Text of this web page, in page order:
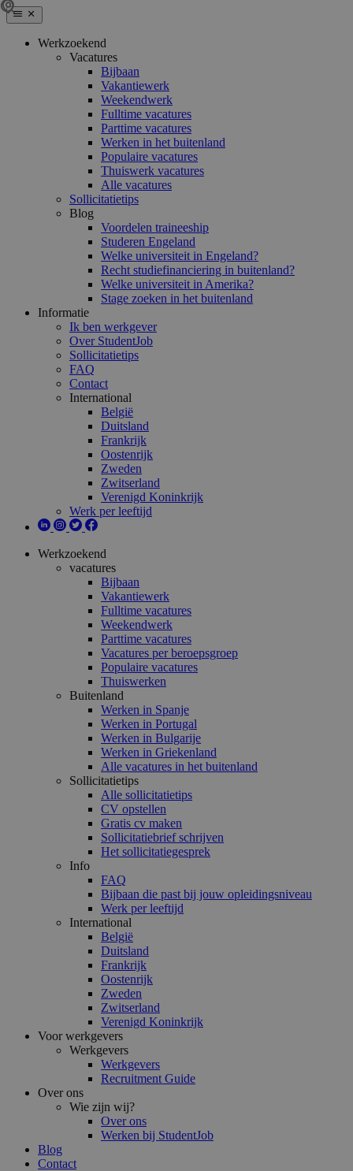
Werkzoekend
Vacatures
Bijbaan
Vakantiewerk
Weekendwerk
Fulltime vacatures
Parttime vacatures
Werken in het buitenland
Populaire vacatures
Thuiswerk vacatures
Alle vacatures
Sollicitatietips
Blog
Voordelen traineeship
Studeren Engeland
Welke universiteit in Engeland?
Recht studiefinanciering in buitenland?
Welke universiteit in Amerika?
Stage zoeken in het buitenland
Informatie
Ik ben werkgever
Over StudentJob
Sollicitatietips
FAQ
Contact
International
België
Duitsland
Frankrijk
Oostenrijk
Zweden
Zwitserland
Verenigd Koninkrijk
Werk per leeftijd
Werkzoekend
vacatures
Bijbaan
Vakantiewerk
Fulltime vacatures
Weekendwerk
Parttime vacatures
Vacatures per beroepsgroep
Populaire vacatures
Thuiswerken
Buitenland
Werken in Spanje
Werken in Portugal
Werken in Bulgarije
Werken in Griekenland
Alle vacatures in het buitenland
Sollicitatietips
Alle sollicitatietips
CV opstellen
Gratis cv maken
Sollicitatiebrief schrijven
Het sollicitatiegesprek
Info
FAQ
Bijbaan die past bij jouw opleidingsniveau
Werk per leeftijd
International
België
Duitsland
Frankrijk
Oostenrijk
Zweden
Zwitserland
Verenigd Koninkrijk
Voor werkgevers
Werkgevers
Werkgevers
Recruitment Guide
Over ons
Wie zijn wij?
Over ons
Werken bij StudentJob
Blog
Contact